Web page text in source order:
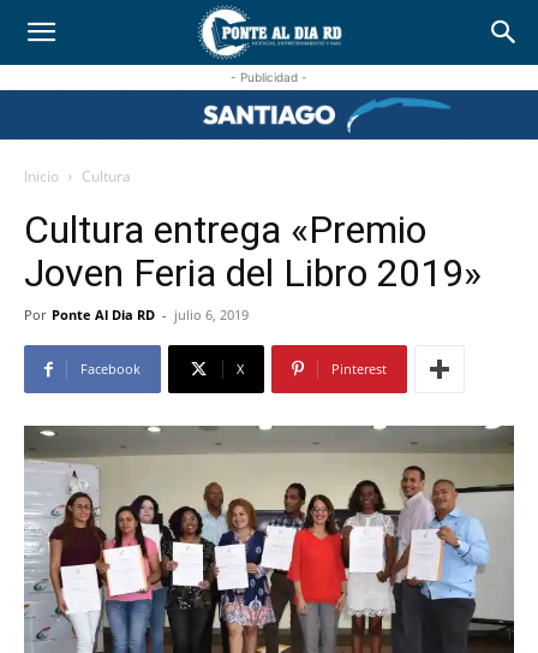
- Publicidad -
Inicio Cultura
Cultura entrega «Premio
Joven Feria del Libro 2019»
Por Ponte Al Dia RD - julio 6, 2019
Facebook X Pinterest